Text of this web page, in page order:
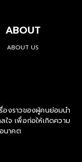
ABOUT
ABOUT US
องราวของผู้คนย่อมนำ
ใจ เพื่อก่อให้เกิดความ
นาคต